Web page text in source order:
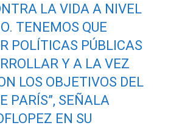
LA VIDA A NIVEL
TENEMOS QUE
POLÍTICAS PÚBLICAS
Y A LA VEZ
LOS OBJETIVOS DEL
PARÍS”, SEÑALA
EN SU